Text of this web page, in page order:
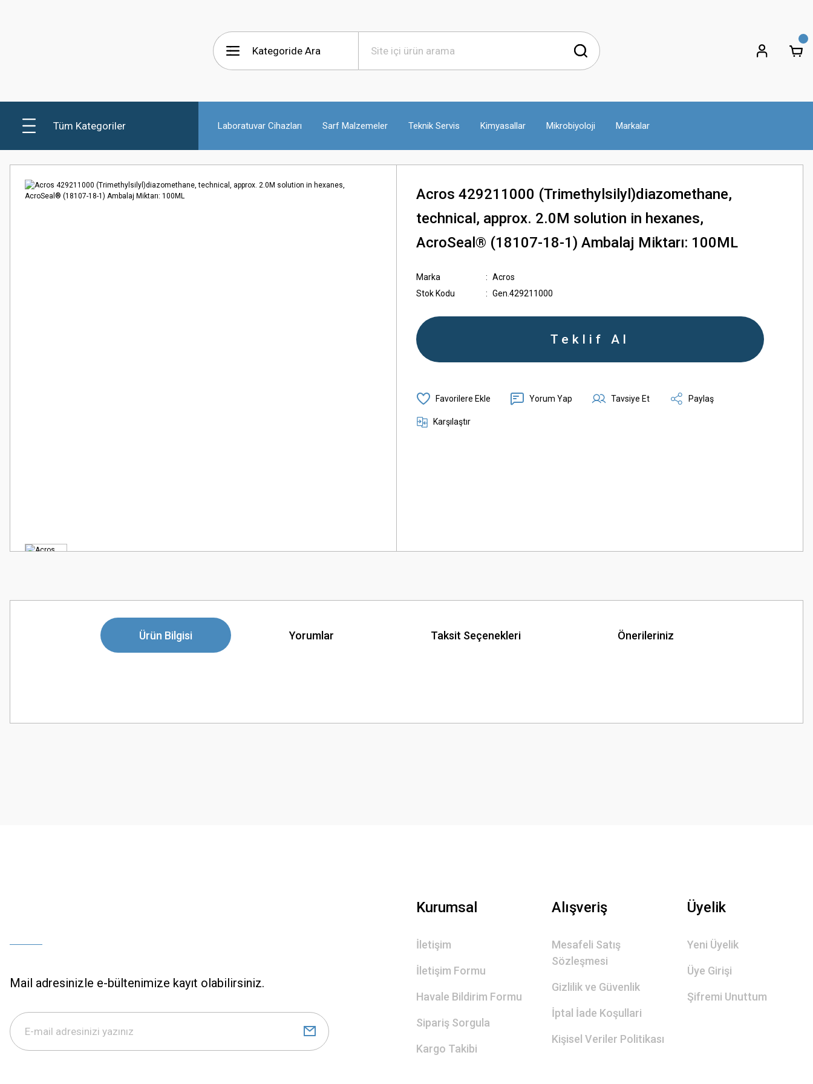
Tüm Kategoriler Laboratuvar Cihazları Sarf Malzemeler Teknik Servis Kimyasallar Mikrobiyoloji Markalar
Acros 429211000 (Trimethylsilyl)diazomethane,
technical, approx. 2.0M solution in hexanes,
AcroSeal® (18107-18-1) Ambalaj Miktarı: 100ML
Marka
Acros
Stok Kodu
Gen.429211000
Teklif Al
Yorum Yap Tavsiye Et Paylaş
Karşılaştır
Ürün Bilgisi Yorumlar Taksit Seçenekleri Önerileriniz
Görüş ve önerileriniz için teşekkür ederiz.
Mail adresinizle e-bültenimize kayıt olabilirsiniz.
Kurumsal
İletişim
İletişim Formu
Havale Bildirim Formu
Sipariş Sorgula
Kargo Takibi
Alışveriş
Mesafeli Satış
Sözleşmesi
Gizlilik ve Güvenlik
İptal İade Koşullari
Kişisel Veriler Politikası
Üyelik
Yeni Üyelik
Üye Girişi
Şifremi Unuttum